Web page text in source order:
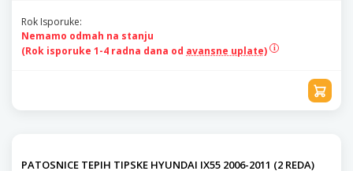
Rok Isporuke:
Nemamo odmah na stanju
(Rok isporuke 1-4 radna dana od avansne uplate)
PATOSNICE TEPIH TIPSKE HYUNDAI IX55 2006-2011 (2 REDA)